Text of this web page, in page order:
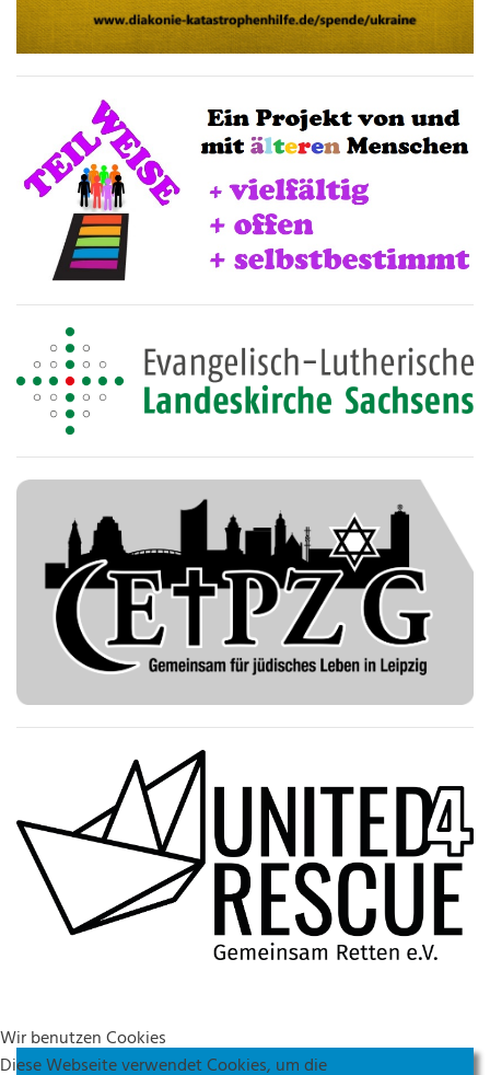
Wir benutzen Cookies
Diese Webseite verwendet Cookies, um die